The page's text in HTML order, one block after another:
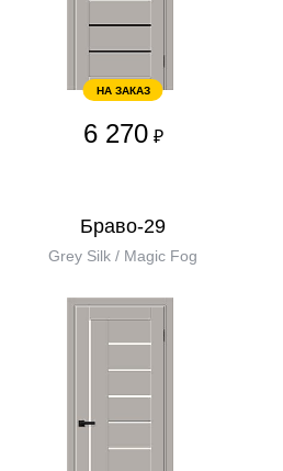
НА ЗАКАЗ
6 270 ₽
Браво-29
Grey Silk / Magic Fog